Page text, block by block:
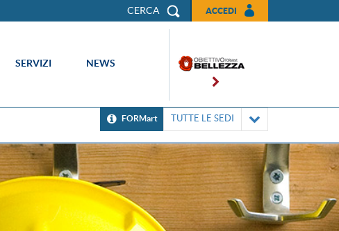
ACCEDI
CERCA
SERVIZI NEWS
FORMart TUTTE LE SEDI